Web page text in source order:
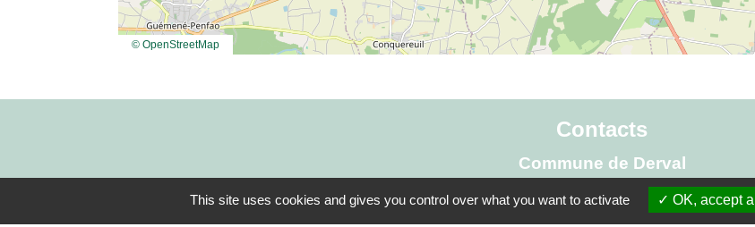
© OpenStreetMap
Contacts
Commune de Derval
15 rue de Rennes
44590 Derval - FRANCE
This site uses cookies and gives you control over what you want to activate OK, accept all